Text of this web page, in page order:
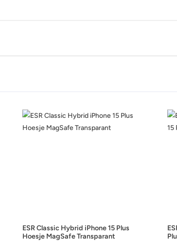
ESR Classic Hybrid iPhone 15 Plus
Hoesje MagSafe Transparant